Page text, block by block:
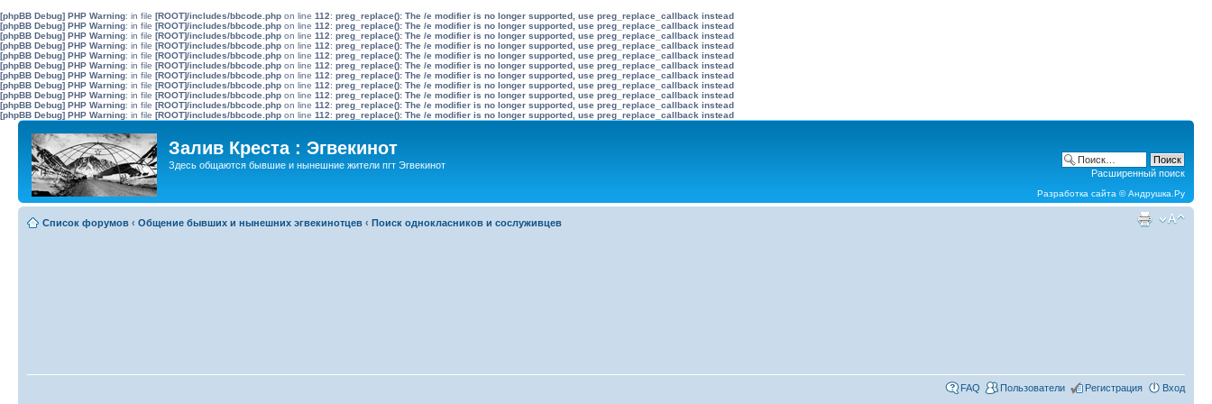
[phpBB Debug] PHP Warning: in file [ROOT]/includes/bbcode.php on line 112: preg_replace(): The /e modifier is no longer supported, use preg_replace_callback instead
[phpBB Debug] PHP Warning: in file [ROOT]/includes/bbcode.php on line 112: preg_replace(): The /e modifier is no longer supported, use preg_replace_callback instead
[phpBB Debug] PHP Warning: in file [ROOT]/includes/bbcode.php on line 112: preg_replace(): The /e modifier is no longer supported, use preg_replace_callback instead
[phpBB Debug] PHP Warning: in file [ROOT]/includes/bbcode.php on line 112: preg_replace(): The /e modifier is no longer supported, use preg_replace_callback instead
[phpBB Debug] PHP Warning: in file [ROOT]/includes/bbcode.php on line 112: preg_replace(): The /e modifier is no longer supported, use preg_replace_callback instead
[phpBB Debug] PHP Warning: in file [ROOT]/includes/bbcode.php on line 112: preg_replace(): The /e modifier is no longer supported, use preg_replace_callback instead
[phpBB Debug] PHP Warning: in file [ROOT]/includes/bbcode.php on line 112: preg_replace(): The /e modifier is no longer supported, use preg_replace_callback instead
[phpBB Debug] PHP Warning: in file [ROOT]/includes/bbcode.php on line 112: preg_replace(): The /e modifier is no longer supported, use preg_replace_callback instead
[phpBB Debug] PHP Warning: in file [ROOT]/includes/bbcode.php on line 112: preg_replace(): The /e modifier is no longer supported, use preg_replace_callback instead
[phpBB Debug] PHP Warning: in file [ROOT]/includes/bbcode.php on line 112: preg_replace(): The /e modifier is no longer supported, use preg_replace_callback instead
[phpBB Debug] PHP Warning: in file [ROOT]/includes/bbcode.php on line 112: preg_replace(): The /e modifier is no longer supported, use preg_replace_callback instead
Залив Креста : Эгвекинот
Здесь общаются бывшие и нынешние жители пгт Эгвекинот
Расширенный поиск
Разработка сайта ©Андрушка.Ру
Список форумов ‹ Общение бывших и нынешних эгвекинотцев ‹ Поиск однокласников и сослуживцев
FAQ Пользователи Регистрация Вход